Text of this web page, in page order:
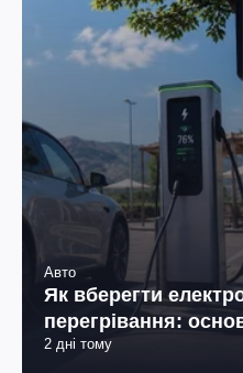
Авто
Як вберегти
перегрівання:
2 дні тому